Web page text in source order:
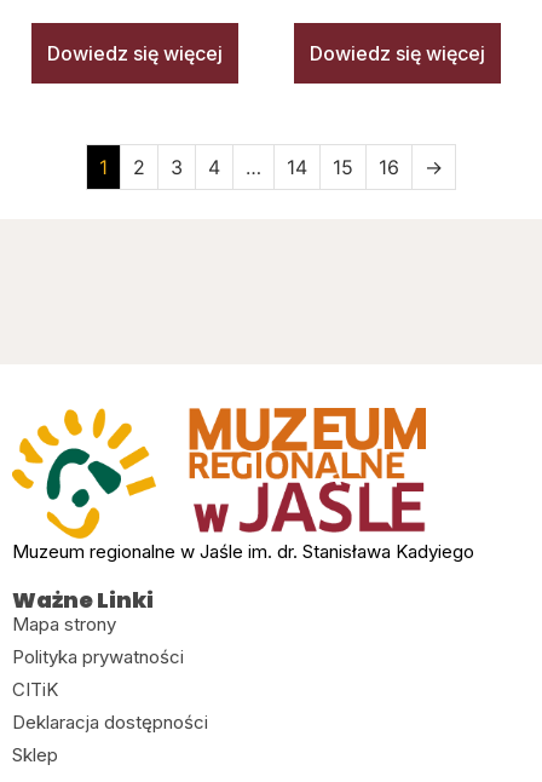
Dowiedz się więcej Dowiedz się więcej
1 2 3 4 … 14 15 16 →
Muzeum regionalne w Jaśle im. dr. Stanisława Kadyiego
Ważne Linki
Mapa strony
Polityka prywatności
CITiK
Deklaracja dostępności
Sklep